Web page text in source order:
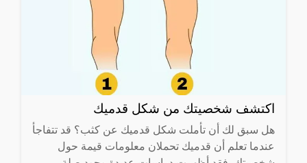
اكتشف شخصيتك من شكل قدميك
هل سبق لك أن تأملت شكل قدميك عن كثب؟ قد تتفاجأ
عندما تعلم أن قدميك تحملان معلومات قيمة حول